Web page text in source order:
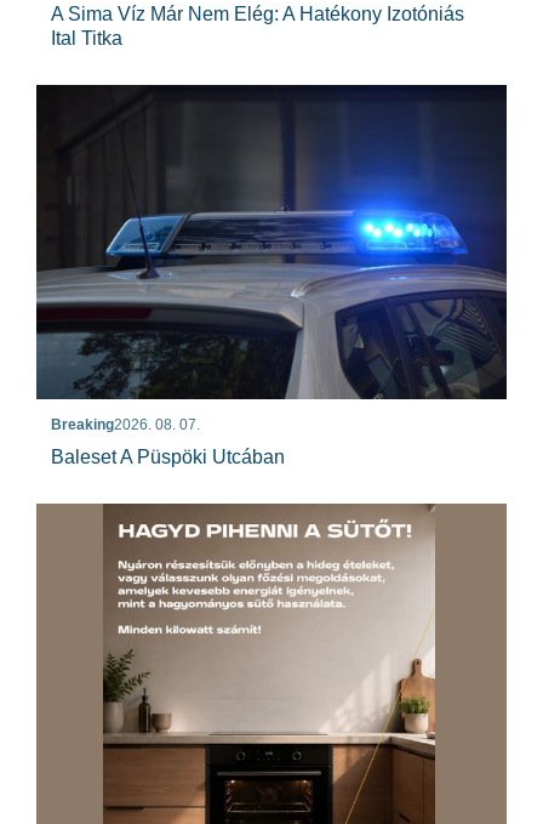
A Sima Víz Már Nem Elég: A Hatékony Izotóniás
Ital Titka
Breaking2026. 08. 07.
Baleset A Püspöki Utcában